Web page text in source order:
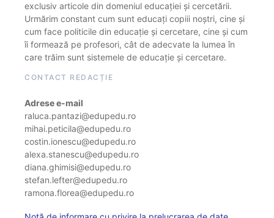
exclusiv articole din domeniul educației și cercetării.
Urmărim constant cum sunt educați copiii noștri, cine și
cum face politicile din educație și cercetare, cine și cum
îi formează pe profesori, cât de adecvate la lumea în
care trăim sunt sistemele de educație și cercetare.
CONTACT REDACȚIE
Adrese e-mail
raluca.pantazi@edupedu.ro
mihai.peticila@edupedu.ro
costin.ionescu@edupedu.ro
alexa.stanescu@edupedu.ro
diana.ghimisi@edupedu.ro
stefan.lefter@edupedu.ro
ramona.florea@edupedu.ro